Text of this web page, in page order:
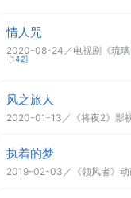
情人咒
2020-08-24 ／ 电视剧《琉
[142]
风之旅人
2020-01-13 ／ 《将夜2》影
执着的梦
2019-02-03 ／ 《领风者》